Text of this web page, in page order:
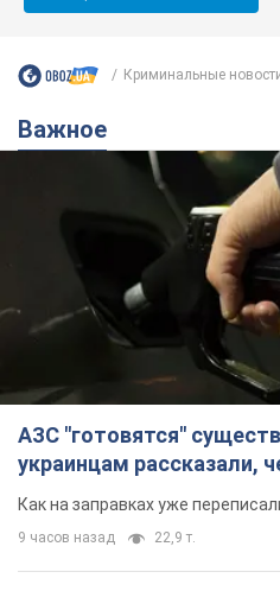
Криминальные
Важное
АЗС "готовятся"
украинцам рассказали,
Как на заправках уже
9 часов назад 22,9 т.